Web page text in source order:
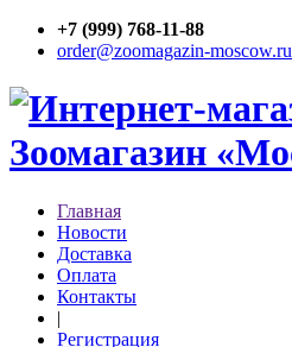
+7 (999) 768-11-88
order@zoomagazin-moscow.ru
Главная
Новости
Доставка
Оплата
Контакты
|
Регистрация